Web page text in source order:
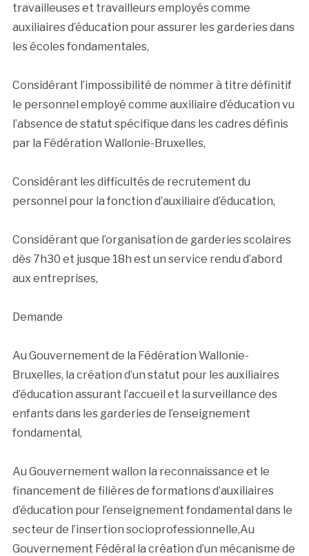
travailleuses et travailleurs employés comme
auxiliaires d’éducation pour assurer les garderies dans
les écoles fondamentales,
Considérant l’impossibilité de nommer à titre définitif
le personnel employé comme auxiliaire d’éducation vu
l’absence de statut spécifique dans les cadres définis
par la Fédération Wallonie-Bruxelles,
Considérant les difficultés de recrutement du
personnel pour la fonction d’auxiliaire d’éducation,
Considérant que l’organisation de garderies scolaires
dès 7h30 et jusque 18h est un service rendu d’abord
aux entreprises,
Demande
Au Gouvernement de la Fédération Wallonie-
Bruxelles, la création d’un statut pour les auxiliaires
d’éducation assurant l’accueil et la surveillance des
enfants dans les garderies de l’enseignement
fondamental,
Au Gouvernement wallon la reconnaissance et le
financement de filières de formations d’auxiliaires
d’éducation pour l’enseignement fondamental dans le
secteur de l’insertion socioprofessionnelle,Au
Gouvernement Fédéral la création d’un mécanisme de